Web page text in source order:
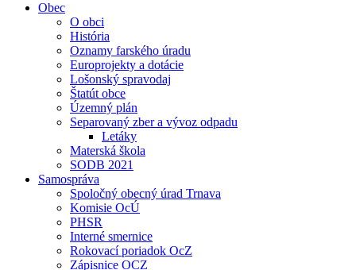
Obec
O obci
História
Oznamy farského úradu
Europrojekty a dotácie
Lošonský spravodaj
Štatút obce
Územný plán
Separovaný zber a vývoz odpadu
Letáky
Materská škola
SODB 2021
Samospráva
Spoločný obecný úrad Trnava
Komisie OcÚ
PHSR
Interné smernice
Rokovací poriadok OcZ
Zápisnice OCZ